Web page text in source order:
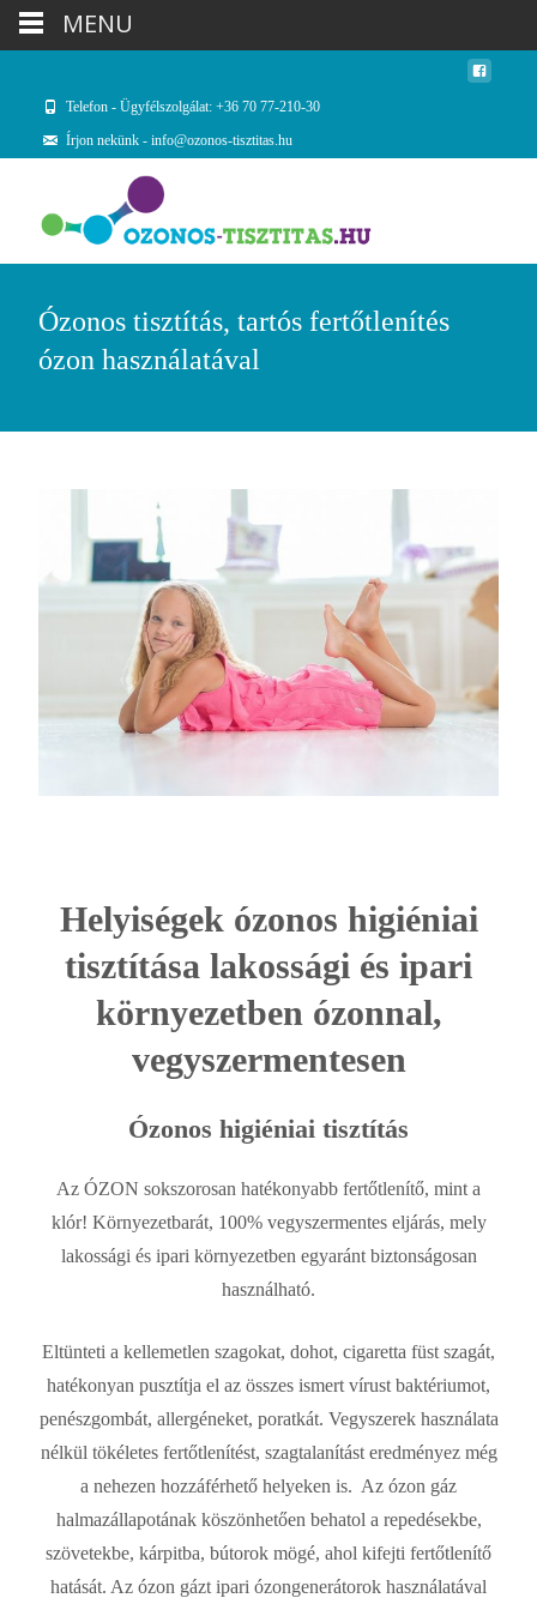
Telefon - Ügyfélszolgálat: +36 70 77-210-30
Írjon nekünk - info@ozonos-tisztitas.hu
Ózonos tisztítás, tartós fertőtlenítés
ózon használatával
Helyiségek ózonos higiéniai
tisztítása lakossági és ipari
környezetben ózonnal,
vegyszermentesen
Ózonos higiéniai tisztítás
Az ÓZON sokszorosan hatékonyabb fertőtlenítő, mint a
klór! Környezetbarát, 100% vegyszermentes eljárás, mely
lakossági és ipari környezetben egyaránt biztonságosan
használható.
Eltünteti a kellemetlen szagokat, dohot, cigaretta füst szagát,
hatékonyan pusztítja el az összes ismert vírust baktériumot,
penészgombát, allergéneket, poratkát. Vegyszerek használata
nélkül tökéletes fertőtlenítést, szagtalanítást eredményez még
a nehezen hozzáférhető helyeken is. Az ózon gáz
halmazállapotának köszönhetően behatol a repedésekbe,
szövetekbe, kárpitba, bútorok mögé, ahol kifejti fertőtlenítő
hatását. Az ózon gázt ipari ózongenerátorok használatával
MENU